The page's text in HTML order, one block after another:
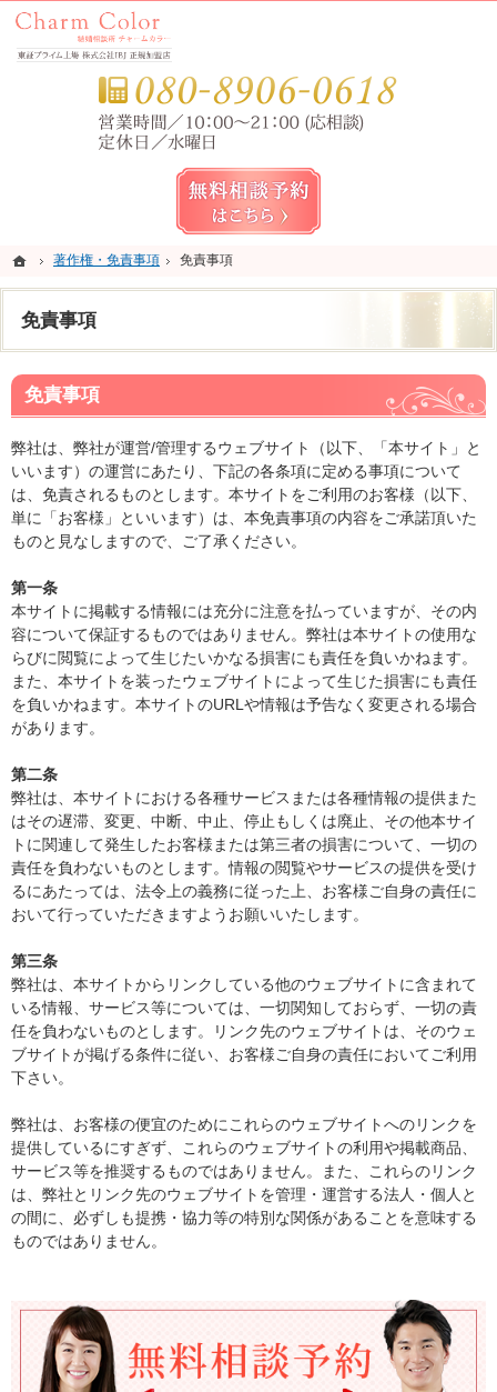
ホーム
著作権・免責事項 免責事項
免責事項
錦糸町・亀戸・平井の結婚相談所なら当相談所へ。
錦糸町・亀戸・平井の結婚相談所なら短期成婚を目指すCharm Color (チャームカラー)
免責事項
弊社は、弊社が運営/管理するウェブサイト（以下、「本サイト」と
いいます）の運営にあたり、下記の各条項に定める事項について
は、免責されるものとします。本サイトをご利用のお客様（以下、
単に「お客様」といいます）は、本免責事項の内容をご承諾頂いた
ものと見なしますので、ご了承ください。
第一条
本サイトに掲載する情報には充分に注意を払っていますが、その内
容について保証するものではありません。弊社は本サイトの使用な
らびに閲覧によって生じたいかなる損害にも責任を負いかねます。
また、本サイトを装ったウェブサイトによって生じた損害にも責任
を負いかねます。本サイトのURLや情報は予告なく変更される場合
があります。
第二条
弊社は、本サイトにおける各種サービスまたは各種情報の提供また
はその遅滞、変更、中断、中止、停止もしくは廃止、その他本サイ
トに関連して発生したお客様または第三者の損害について、一切の
責任を負わないものとします。情報の閲覧やサービスの提供を受け
るにあたっては、法令上の義務に従った上、お客様ご自身の責任に
おいて行っていただきますようお願いいたします。
第三条
弊社は、本サイトからリンクしている他のウェブサイトに含まれて
いる情報、サービス等については、一切関知しておらず、一切の責
任を負わないものとします。リンク先のウェブサイトは、そのウェ
ブサイトが掲げる条件に従い、お客様ご自身の責任においてご利用
下さい。
弊社は、お客様の便宜のためにこれらのウェブサイトへのリンクを
提供しているにすぎず、これらのウェブサイトの利用や掲載商品、
サービス等を推奨するものではありません。また、これらのリンク
は、弊社とリンク先のウェブサイトを管理・運営する法人・個人と
の間に、必ずしも提携・協力等の特別な関係があることを意味する
ものではありません。
ホーム
著作権・免責事項 免責事項